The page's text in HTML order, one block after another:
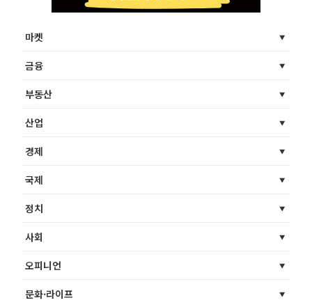
마켓
금융
부동산
산업
경제
국제
정치
사회
오피니언
문화·라이프